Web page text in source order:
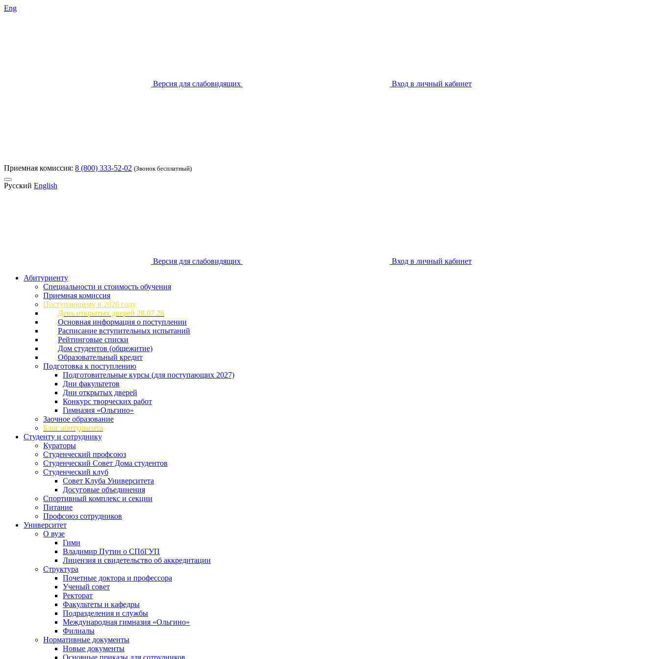
Eng
Версия для слабовидящих Вход в личный кабинет
Приемная комиссия: 8 (800) 333-52-02 (Звонок бесплатный)
Русский English
Версия для слабовидящих
Вход в личный кабинет
Абитуриенту
Специальности и стоимость обучения
Приемная комиссия
Поступающему в 2026 году
День открытых дверей 28.07.26
Основная информация о поступлении
Расписание вступительных испытаний
Рейтинговые списки
Дом студентов (общежитие)
Образовательный кредит
Подготовка к поступлению
Подготовительные курсы (для поступающих 2027)
Дни факультетов
Дни открытых дверей
Конкурс творческих работ
Гимназия «Ольгино»
Заочное образование
Блог абитуриента
Студенту и сотруднику
Кураторы
Студенческий профсоюз
Студенческий Совет Дома студентов
Студенческий клуб
Совет Клуба Университета
Досуговые объединения
Спортивный комплекс и секции
Питание
Профсоюз сотрудников
Университет
О вузе
Гимн
Владимир Путин о СПбГУП
Лицензия и свидетельство об аккредитации
Структура
Почетные доктора и профессора
Ученый совет
Ректорат
Факультеты и кафедры
Подразделения и службы
Международная гимназия «Ольгино»
Филиалы
Нормативные документы
Новые документы
Основные приказы для сотрудников